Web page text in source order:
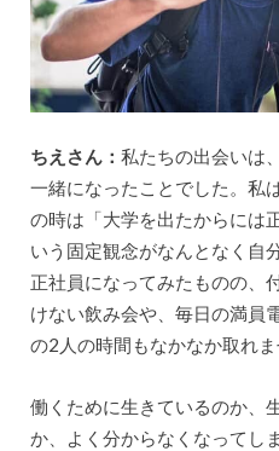
ちえさん： 私たちの出会いは
一緒になったことでした。私
の時は「大学を出たからには
いう固定観念がなんとなく自
正社員になってみたものの、
けない飲み会や、毎日の満員
の2人の時間もなかなか取れま
働くために生きているのか、
か、よく分からなくなってし